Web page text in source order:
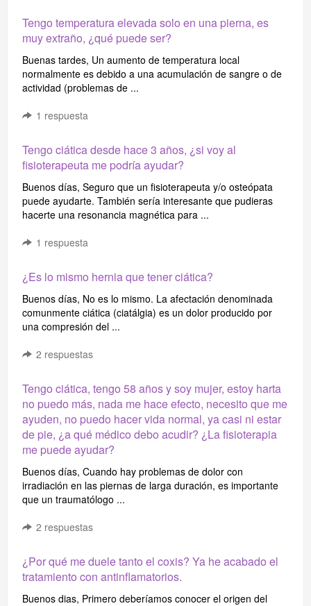
Tengo temperatura elevada solo en una pierna, es
muy extraño, ¿qué puede ser?
Buenas tardes, Un aumento de temperatura local
normalmente es debido a una acumulación de sangre o de
actividad (problemas de ...
1 respuesta
Tengo ciática desde hace 3 años, ¿si voy al
fisioterapeuta me podría ayudar?
Buenos días, Seguro que un fisioterapeuta y/o osteópata
puede ayudarte. También sería interesante que pudieras
hacerte una resonancia magnética para ...
1 respuesta
¿Es lo mismo hernia que tener ciática?
Buenos días, No es lo mismo. La afectación denominada
comunmente ciática (ciatálgia) es un dolor producido por
una compresión del ...
2 respuestas
Tengo ciática, tengo 58 años y soy mujer, estoy harta
no puedo más, nada me hace efecto, necesito que me
ayuden, no puedo hacer vida normal, ya casi ni estar
de pie, ¿a qué médico debo acudir? ¿La fisioterapia
me puede ayudar?
Buenos días, Cuando hay problemas de dolor con
irradiación en las piernas de larga duración, es importante
que un traumatólogo ...
2 respuestas
¿Por qué me duele tanto el coxis? Ya he acabado el
tratamiento con antinflamatorios.
Buenos dias, Primero deberíamos conocer el origen del